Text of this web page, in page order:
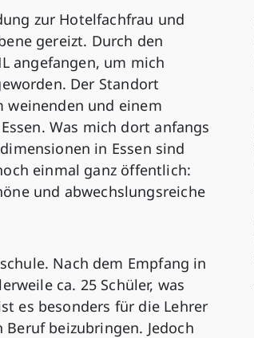
zur Hotelfachfrau und
gereizt. Durch den
angefangen, um mich
Der Standort
weinenden und einem
Was mich dort anfangs
in Essen sind
einmal ganz öffentlich:
und abwechslungsreiche
Nach dem Empfang in
ca. 25 Schüler, was
es besonders für die Lehrer
beizubringen. Jedoch